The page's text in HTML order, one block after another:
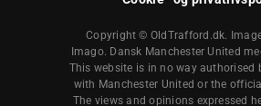
Copyright © OldTrafford.dk.
Imago. Dansk Manchester United
This website is in no way authorised
with Manchester United or the
The views and opinions expressed